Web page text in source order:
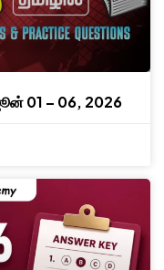
ஜூன் 01 – 06, 2026